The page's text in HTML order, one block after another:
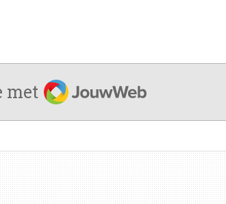
met JouwWeb